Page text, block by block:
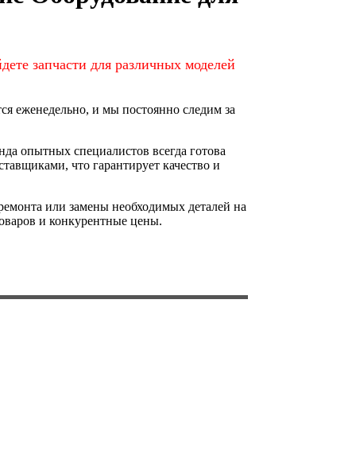
запчасти для различных моделей
еженедельно, и мы постоянно следим за
опытных специалистов всегда готова
что гарантирует качество и
или замены необходимых деталей на
и конкурентные цены.